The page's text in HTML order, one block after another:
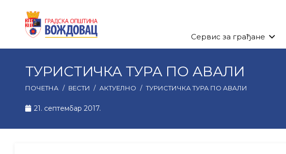
Сервис за грађане
ТУРИСТИЧКА ТУРА ПО АВАЛИ
ПОЧЕТНА / ВЕСТИ / АКТУЕЛНО / ТУРИСТИЧКА ТУРА ПО АВАЛИ
21. септембар 2017.